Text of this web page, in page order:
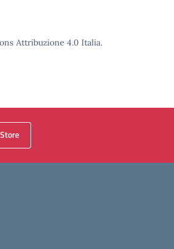
Attribuzione 4.0 Italia.